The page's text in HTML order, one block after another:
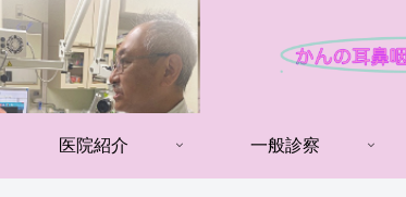
医院紹介 一般診察